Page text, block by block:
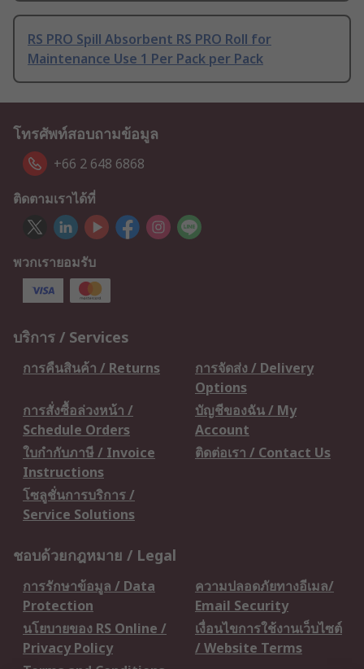
RS PRO Spill Absorbent RS PRO Roll for
Maintenance Use 1 Per Pack per Pack
โทรศัพท์สอบถามข้อมูล
+66 2 648 6868
ติดตามเราได้ที่
พวกเรายอมรับ
บริการ / Services
การคืนสินค้า / Returns
การจัดส่ง / Delivery
Options
การสั่งซื้อล่วงหน้า /
Schedule Orders
บัญชีของฉัน / My
Account
ใบกำกับภาษี / Invoice
Instructions
ติดต่อเรา / Contact Us
โซลูชั่นการบริการ /
Service Solutions
ชอบด้วยกฎหมาย / Legal
การรักษาข้อมูล / Data
Protection
ความปลอดภัยทางอีเมล/
Email Security
นโยบายของ RS Online /
Privacy Policy
เงื่อนไขการใช้งานเว็บไซต์
/ Website Terms